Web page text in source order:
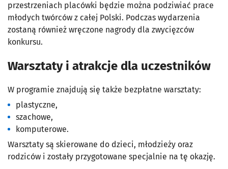
przestrzeniach placówki będzie można podziwiać prace
młodych twórców z całej Polski. Podczas wydarzenia
zostaną również wręczone nagrody dla zwycięzców
konkursu.
Warsztaty i atrakcje dla uczestników
W programie znajdują się także bezpłatne warsztaty:
plastyczne,
szachowe,
komputerowe.
Warsztaty są skierowane do dzieci, młodzieży oraz
rodziców i zostały przygotowane specjalnie na tę okazję.